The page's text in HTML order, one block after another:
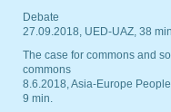
Debate
27.09.2018, UED-UAZ, 38
The case for commons and
commons
8.6.2018, Asia-Europe
9 min.